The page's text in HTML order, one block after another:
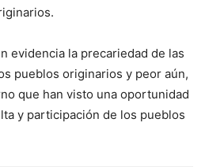
evidencia la precariedad de las
pueblos originarios y peor aún,
que han visto una oportunidad
y participación de los pueblos